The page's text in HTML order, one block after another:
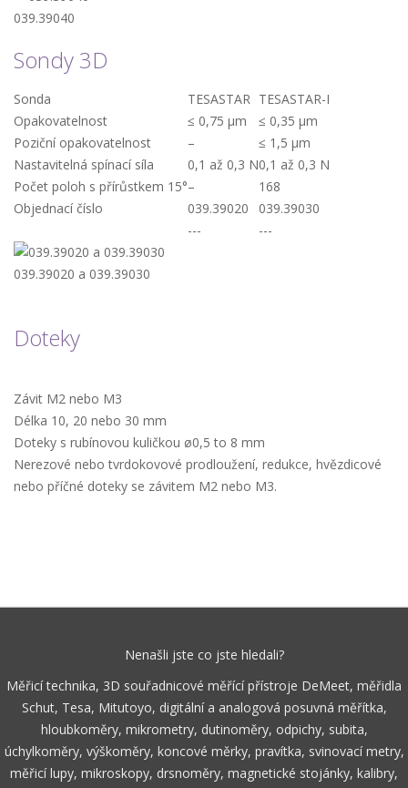
039.39040
Sondy 3D
Sonda TESASTAR TESASTAR-I
Opakovatelnost
≤ 0,75 µm
≤ 0,35 µm
Poziční opakovatelnost
–
≤ 1,5 µm
Nastavitelná spínací síla
0,1 až 0,3 N0,1 až 0,3 N
Počet poloh s přírůstkem 15°–
168
Objednací číslo
039.39020
039.39030
---
---
039.39020 a 039.39030
Doteky
Závit M2 nebo M3
Délka 10, 20 nebo 30 mm
Doteky s rubínovou kuličkou ø0,5 to 8 mm
Nerezové nebo tvrdokovové prodloužení, redukce, hvězdicové
nebo příčné doteky se závitem M2 nebo M3.
Nenašli jste co jste hledali?
Měřicí technika, 3D souřadnicové měřící přístroje DeMeet, měřidla
Schut, Tesa, Mitutoyo, digitální a analogová posuvná měřítka,
hloubkoměry, mikrometry, dutinoměry, odpichy, subita,
úchylkoměry, výškoměry, koncové měrky, pravítka, svinovací metry,
měřicí lupy, mikroskopy, drsnoměry, magnetické stojánky, kalibry,